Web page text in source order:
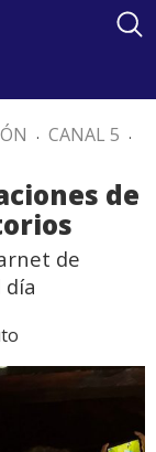
. CANAL 5 .
de
de
día